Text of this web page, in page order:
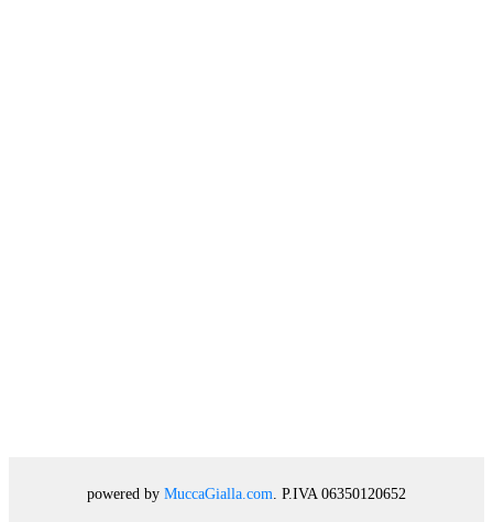
powered by MuccaGialla.com . P.IVA 06350120652